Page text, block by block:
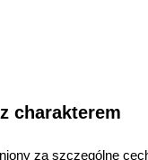
charakterem
za szczególne